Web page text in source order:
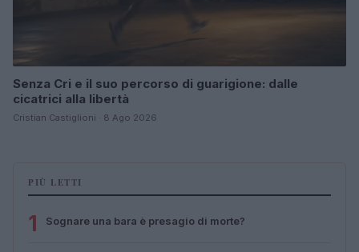
Senza Cri e il suo percorso di guarigione: dalle
cicatrici alla libertà
Cristian Castiglioni · 8 Ago 2026
PIÙ LETTI
1 Sognare una bara è presagio di morte?